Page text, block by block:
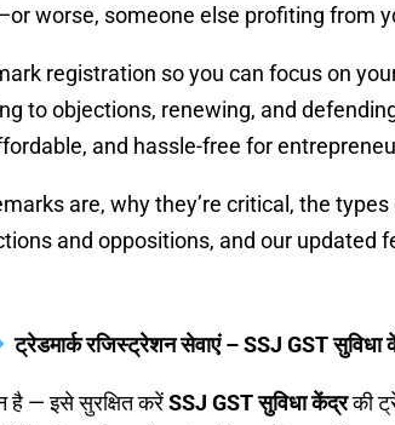
worse, someone else profiting from
registration so you can focus on
to objections, renewing, and
and hassle-free for
are, why they’re critical, the
and oppositions, and our updated
ट्रेडमार्क रजिस्ट्रेशन सेवाएं – SSJ GST
है — इसे सुरक्षित करेंSSJ GST सुविधा केंद्रकी